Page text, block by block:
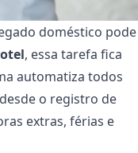
doméstico pode
, essa tarefa fica
automatiza todos
o registro de
extras, férias e